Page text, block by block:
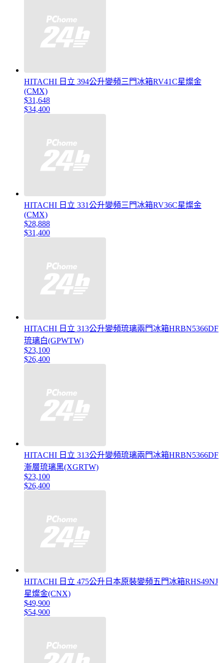
HITACHI 日立 394公升變頻三門冰箱RV41C星燦金
(CMX)
$31,648
$34,400
HITACHI 日立 331公升變頻三門冰箱RV36C星燦金
(CMX)
$28,888
$31,400
HITACHI 日立 313公升變頻琉璃兩門冰箱HRBN5366DF
琉璃白(GPWTW)
$23,100
$26,400
HITACHI 日立 313公升變頻琉璃兩門冰箱HRBN5366DF
漸層琉璃黑(XGRTW)
$23,100
$26,400
HITACHI 日立 475公升日本原裝變頻五門冰箱RHS49NJ
星燦金(CNX)
$49,900
$54,900